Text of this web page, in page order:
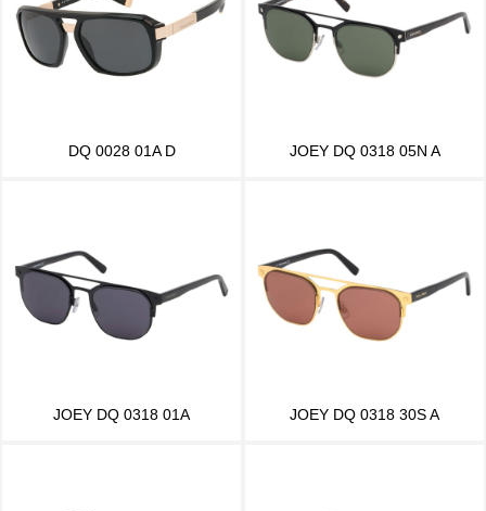
DQ 0028 01A D JOEY DQ 0318 05N A
JOEY DQ 0318 01A JOEY DQ 0318 30S A